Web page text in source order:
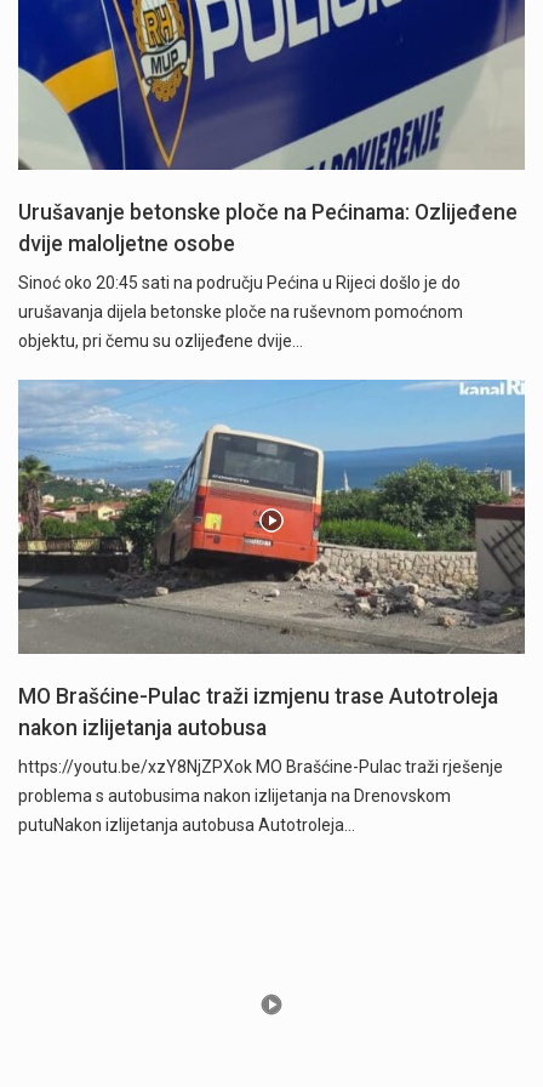
Urušavanje betonske ploče na Pećinama: Ozlijeđene
dvije maloljetne osobe
Sinoć oko 20:45 sati na području Pećina u Rijeci došlo je do
urušavanja dijela betonske ploče na ruševnom pomoćnom
objektu, pri čemu su ozlijeđene dvije…
MO Brašćine-Pulac traži izmjenu trase Autotroleja
nakon izlijetanja autobusa
https://youtu.be/xzY8NjZPXok MO Brašćine-Pulac traži rješenje
problema s autobusima nakon izlijetanja na Drenovskom
putuNakon izlijetanja autobusa Autotroleja…